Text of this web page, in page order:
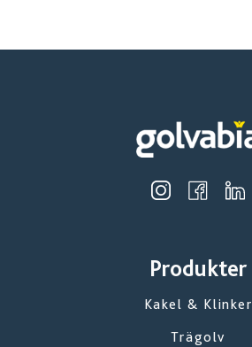
Produkter
Kakel & Klinker
Trägolv